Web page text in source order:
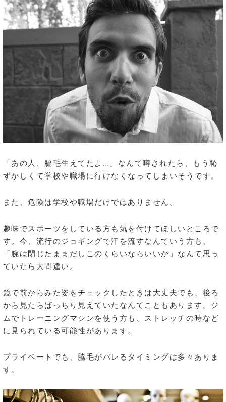
「あの人、脇毛生えてたよ…」なんて噂されたら、もう恥
ずかしくて学校や職場に行けなくなってしまいそうです。
また、危険は学校や職場だけではありません。
趣味でスポーツをしている方も気を付けてほしいところで
す。今、流行のジョギングで汗を流すなんていう方も、
「腕は閉じたままだしこのくらいならいいか」なんて思っ
ていたら大間違い。
鏡で前からみた姿をチェックしたときは大丈夫でも、後ろ
から見たらばっちり見えていたなんてこともあります。ジ
ムでトレーニングマシンを使う方も、ストレッチの時など
に見られている可能性があります。
プライベートでも、脇毛がバレるタイミングは多々ありま
す。